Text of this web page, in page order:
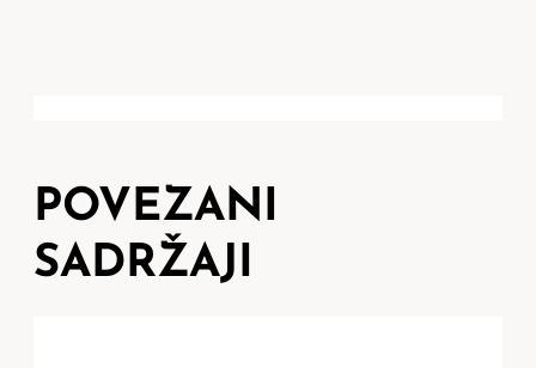
POVEZANI
SADRŽAJI